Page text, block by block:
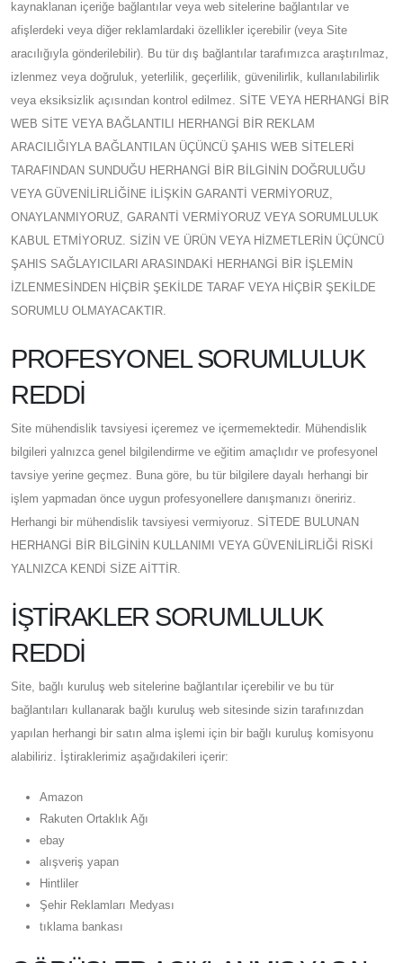
kaynaklanan içeriğe bağlantılar veya web sitelerine bağlantılar ve
afişlerdeki veya diğer reklamlardaki özellikler içerebilir (veya Site
aracılığıyla gönderilebilir). Bu tür dış bağlantılar tarafımızca araştırılmaz,
izlenmez veya doğruluk, yeterlilik, geçerlilik, güvenilirlik, kullanılabilirlik
veya eksiksizlik açısından kontrol edilmez. SİTE VEYA HERHANGİ BİR
WEB SİTE VEYA BAĞLANTILI HERHANGİ BİR REKLAM
ARACILIĞIYLA BAĞLANTILAN ÜÇÜNCÜ ŞAHIS WEB SİTELERİ
TARAFINDAN SUNDUĞU HERHANGİ BİR BİLGİNİN DOĞRULUĞU
VEYA GÜVENİLİRLİĞİNE İLİŞKİN GARANTİ VERMİYORUZ,
ONAYLANMIYORUZ, GARANTİ VERMİYORUZ VEYA SORUMLULUK
KABUL ETMİYORUZ. SİZİN VE ÜRÜN VEYA HİZMETLERİN ÜÇÜNCÜ
ŞAHIS SAĞLAYICILARI ARASINDAKİ HERHANGİ BİR İŞLEMİN
İZLENMESİNDEN HİÇBİR ŞEKİLDE TARAF VEYA HİÇBİR ŞEKİLDE
SORUMLU OLMAYACAKTIR.
PROFESYONEL SORUMLULUK
REDDİ
Site mühendislik tavsiyesi içeremez ve içermemektedir. Mühendislik
bilgileri yalnızca genel bilgilendirme ve eğitim amaçlıdır ve profesyonel
tavsiye yerine geçmez. Buna göre, bu tür bilgilere dayalı herhangi bir
işlem yapmadan önce uygun profesyonellere danışmanızı öneririz.
Herhangi bir mühendislik tavsiyesi vermiyoruz. SİTEDE BULUNAN
HERHANGİ BİR BİLGİNİN KULLANIMI VEYA GÜVENİLİRLİĞİ RİSKİ
YALNIZCA KENDİ SİZE AİTTİR.
İŞTİRAKLER SORUMLULUK
REDDİ
Site, bağlı kuruluş web sitelerine bağlantılar içerebilir ve bu tür
bağlantıları kullanarak bağlı kuruluş web sitesinde sizin tarafınızdan
yapılan herhangi bir satın alma işlemi için bir bağlı kuruluş komisyonu
alabiliriz. İştiraklerimiz aşağıdakileri içerir:
Amazon
Rakuten Ortaklık Ağı
ebay
alışveriş yapan
Hintliler
Şehir Reklamları Medyası
tıklama bankası